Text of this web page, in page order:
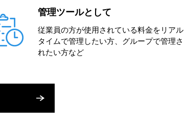
管理ツールとして
従業員の方が使用されている料金をリアル
タイムで管理したい方、グループで管理さ
れたい方など